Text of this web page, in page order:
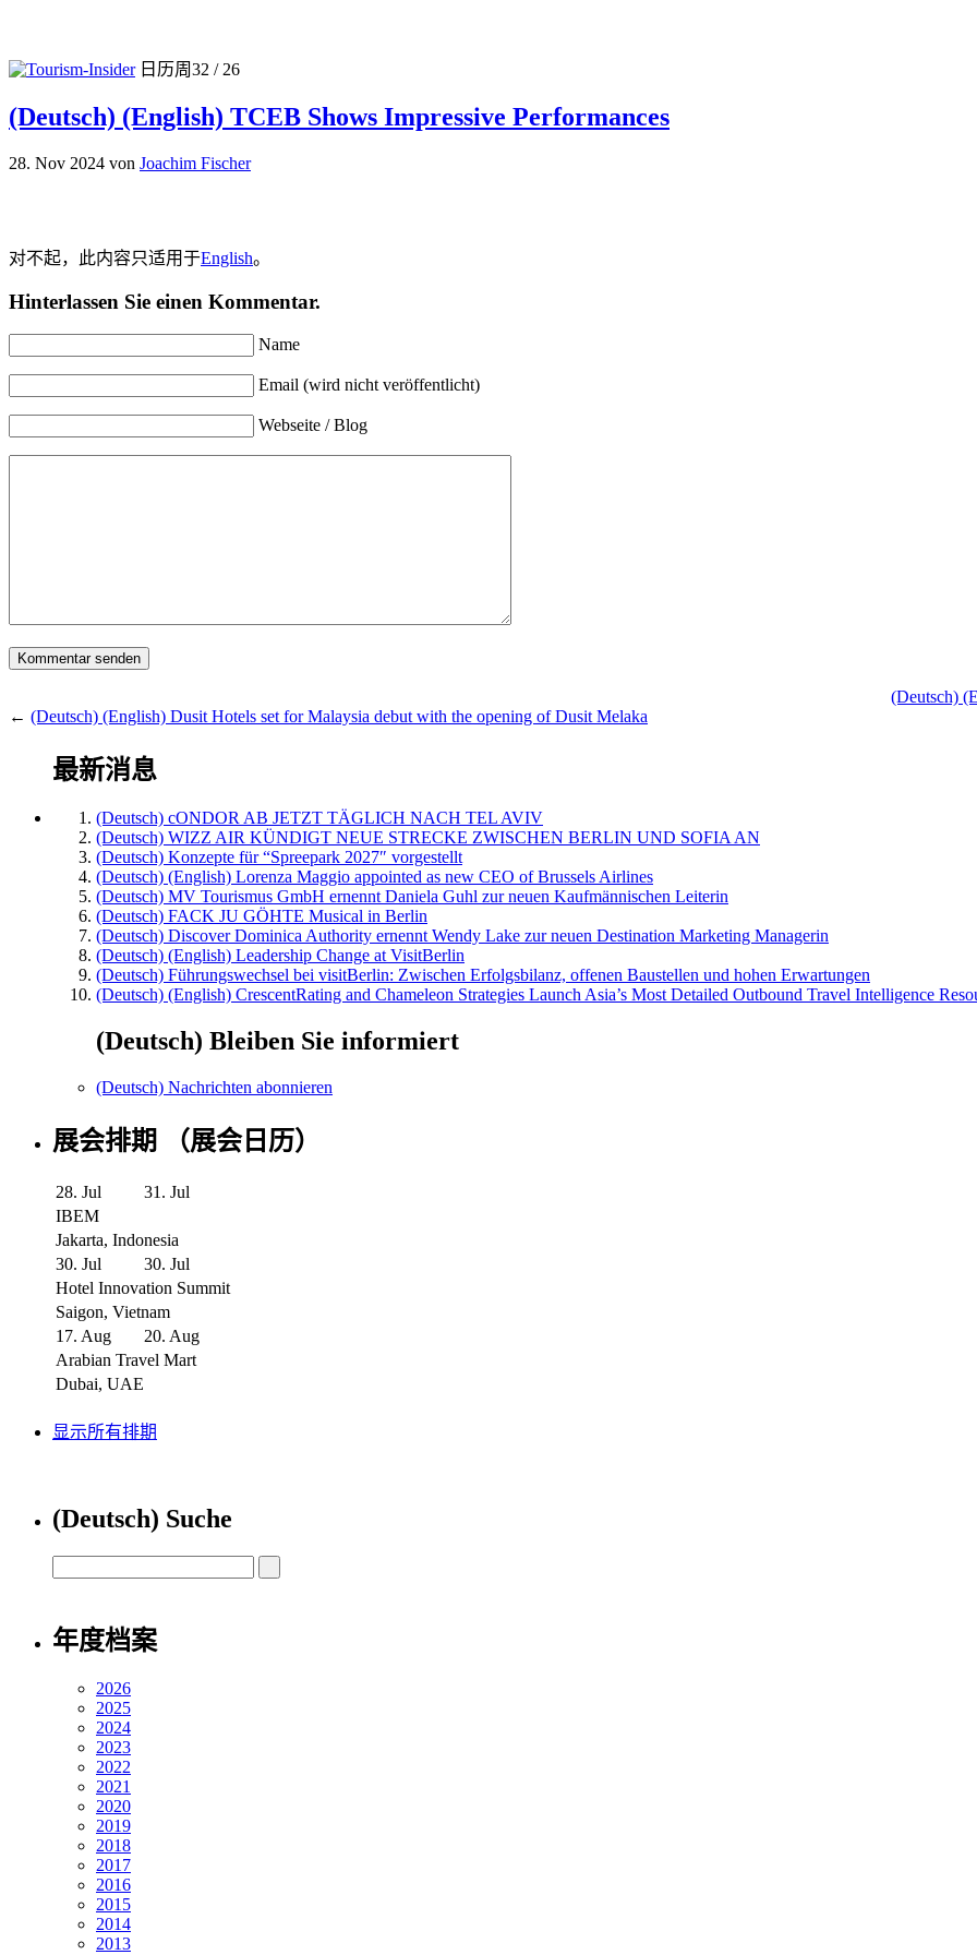
日历周32 / 26
(Deutsch) (English) TCEB Shows Impressive Performances
28. Nov 2024 von Joachim Fischer
对不起，此内容只适用于English。
Hinterlassen Sie einen Kommentar.
Name
Email (wird nicht veröffentlicht)
Webseite / Blog
(Deutsch)
← (Deutsch) (English) Dusit Hotels set for Malaysia debut with the opening of Dusit Melaka
最新消息
(Deutsch) cONDOR AB JETZT TÄGLICH NACH TEL AVIV
(Deutsch) WIZZ AIR KÜNDIGT NEUE STRECKE ZWISCHEN BERLIN UND SOFIA AN
(Deutsch) Konzepte für “Spreepark 2027″ vorgestellt
(Deutsch) (English) Lorenza Maggio appointed as new CEO of Brussels Airlines
(Deutsch) MV Tourismus GmbH ernennt Daniela Guhl zur neuen Kaufmännischen Leiterin
(Deutsch) FACK JU GÖHTE Musical in Berlin
(Deutsch) Discover Dominica Authority ernennt Wendy Lake zur neuen Destination Marketing Managerin
(Deutsch) (English) Leadership Change at VisitBerlin
(Deutsch) Führungswechsel bei visitBerlin: Zwischen Erfolgsbilanz, offenen Baustellen und hohen Erwartungen
(Deutsch) (English) CrescentRating and Chameleon Strategies Launch Asia’s Most Detailed Outbound Travel Intelligence
(Deutsch) Bleiben Sie informiert
(Deutsch) Nachrichten abonnieren
展会排期 （展会日历）
28. Jul
31. Jul
IBEM
Jakarta, Indonesia
30. Jul
30. Jul
Hotel Innovation Summit
Saigon, Vietnam
17. Aug
20. Aug
Arabian Travel Mart
Dubai, UAE
显示所有排期
(Deutsch) Suche
年度档案
2026
2025
2024
2023
2022
2021
2020
2019
2018
2017
2016
2015
2014
2013